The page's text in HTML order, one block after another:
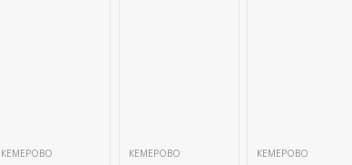
КЕМЕРОВО КЕМЕРОВО КЕМЕРОВО